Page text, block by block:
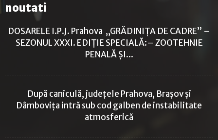
noutati
DOSARELE I.P.J. Prahova „GRĂDINIȚA DE CADRE” –
SEZONUL XXXI. EDIȚIE SPECIALĂ:– ZOOTEHNIE
PENALĂ ȘI...
După caniculă, județele Prahova, Brașov și
Dâmbovița intră sub cod galben de instabilitate
atmosferică